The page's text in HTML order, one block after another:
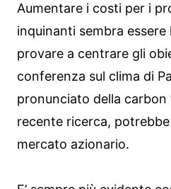
Aumentare i costi per i
inquinanti sembra
provare a centrare gli
conferenza sul clima di
pronunciato della carbon
recente ricerca,
mercato azionario.